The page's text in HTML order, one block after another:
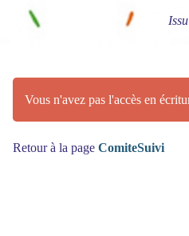
Vous n'avez pas l'accès en
Retour à la page ComiteSuivi